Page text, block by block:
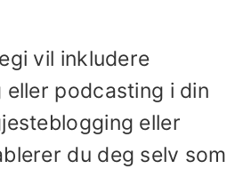
vil inkludere
podcasting i din
eller
du deg selv som